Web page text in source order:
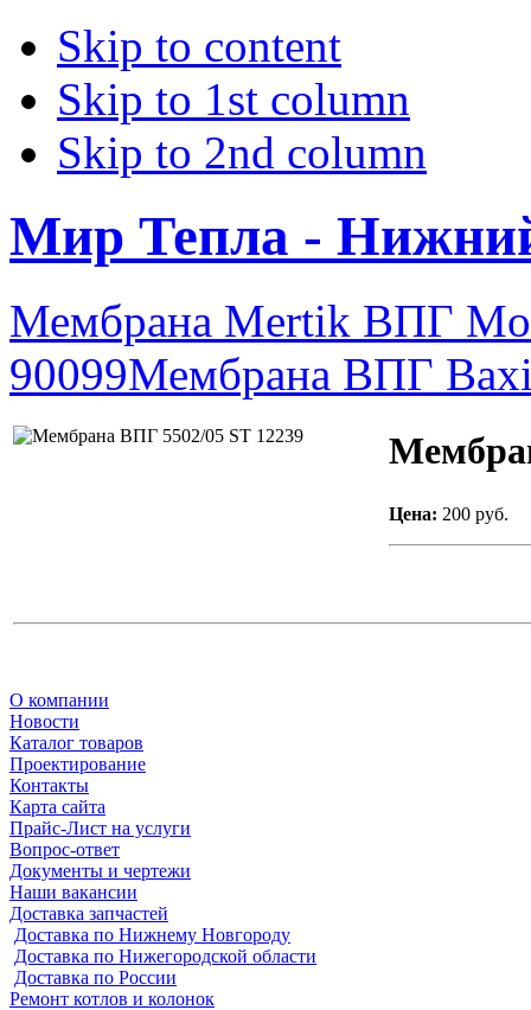
Skip to content
Skip to 1st column
Skip to 2nd column
Мир Тепла -
Мембрана Mertik ВПГ
90099Мембрана ВПГ
Цена: 200 руб.
О компании
Новости
Каталог товаров
Проектирование
Контакты
Карта сайта
Прайс-Лист на услуги
Вопрос-ответ
Документы и чертежи
Наши вакансии
Доставка запчастей
Доставка по Нижнему Новгороду
Доставка по Нижегородской области
Доставка по России
Ремонт котлов и колонок